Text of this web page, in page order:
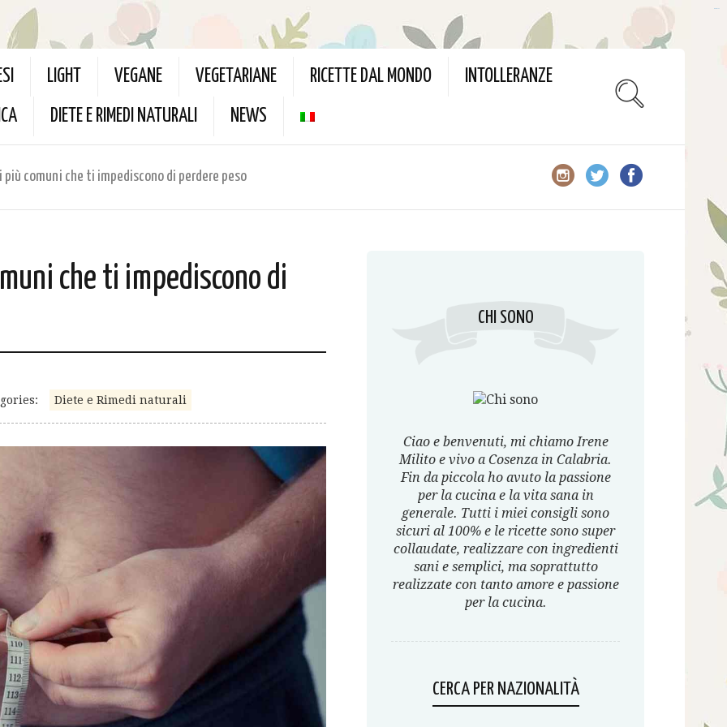
LIGHT VEGANE VEGETARIANE RICETTE DAL MONDO INTOLLERANZE
DIETE E RIMEDI NATURALI NEWS
più comuni che ti impediscono di perdere peso
che ti impediscono di
Diete e Rimedi naturali
CHI SONO
Ciao e benvenuti, mi chiamo Irene
Milito e vivo a Cosenza in Calabria.
Fin da piccola ho avuto la passione
per la cucina e la vita sana in
generale. Tutti i miei consigli sono
sicuri al 100% e le ricette sono super
collaudate, realizzare con ingredienti
sani e semplici, ma soprattutto
realizzate con tanto amore e passione
per la cucina.
CERCA PER NAZIONALITÀ